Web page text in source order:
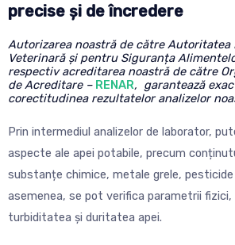
precise și de încredere
Autorizarea noastră de către Autoritatea
Veterinară și pentru Siguranța
respectiv acreditarea noastră de către
de Acreditare – RENAR, garantează
corectitudinea rezultatelor analizelor
Prin intermediul analizelor de laborator,
aspecte ale apei potabile, precum
substanțe chimice, metale grele,
asemenea, se pot verifica parametrii fizici,
turbiditatea și duritatea apei.